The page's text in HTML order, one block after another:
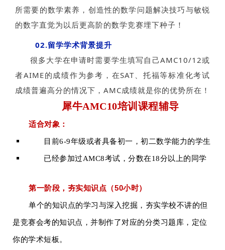
所需要的数学素养，创造性的数学问题解决技巧与敏锐
的数字直觉为以后更高阶的数学竞赛埋下种子！
02.留学学术背景提升
很多大学在申请时需要学生填写自己AMC10/12或
者AIME的成绩作为参考，在SAT、托福等标准化考试
成绩普遍高分的情况下，AMC成绩就是你的优势所在！
犀牛AMC10培训课程辅导
适合对象：
目前6-9年级或者具备初一，初二数学能力的学生
已经参加过AMC8考试，分数在18分以上的同学
第一阶段，夯实知识点（50小时）
单个的知识点的学习与深入挖掘，夯实学校不讲的但
是竞赛会考的知识点，并制作了对应的分类习题库，定位
你的学术短板。